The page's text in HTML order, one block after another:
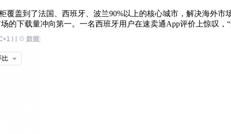
盖到了法国、西班牙、波兰90%以上的核心城市，解决海外
的下载量冲向第一。一名西班牙用户在速卖通App评价上惊叹